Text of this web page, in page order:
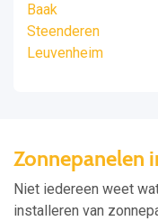
Baak
Steenderen
Leuvenheim
Zonnepanelen
Niet iedereen weet
installeren van